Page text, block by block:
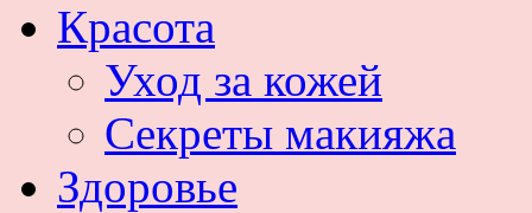
Красота
Уход за кожей
Секреты макияжа
Здоровье